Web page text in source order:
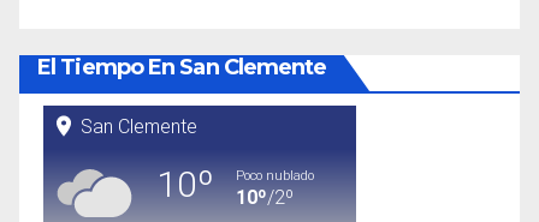
El Tiempo En San Clemente